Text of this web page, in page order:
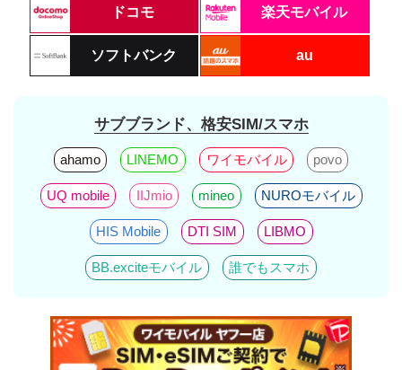
ドコモ 楽天モバイル
ソフトバンク au
サブブランド、格安SIM/スマホ
ahamo LINEMO ワイモバイル povo
UQ mobile IIJmio mineo NUROモバイル
HIS Mobile DTI SIM LIBMO
BB.exciteモバイル 誰でもスマホ